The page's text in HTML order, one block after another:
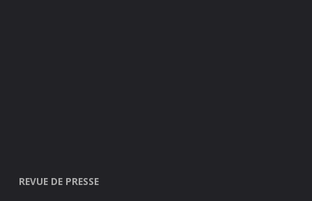
REVUE DE PRESSE